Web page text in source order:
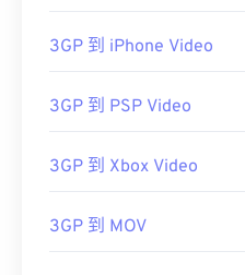
3GP 到 iPhone Video
3GP 到 PSP Video
3GP 到 Xbox Video
3GP 到 MOV